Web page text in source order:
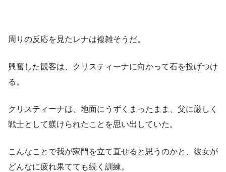
周りの反応を見たレナは複雑そうだ。
興奮した観客は、クリスティーナに向かって石を投げつけ
る。
クリスティーナは、地面にうずくまったまま、父に厳しく
戦士として躾けられたことを思い出していた。
こんなことで我が家門を立て直せると思うのかと、彼女が
どんなに疲れ果てても続く訓練。